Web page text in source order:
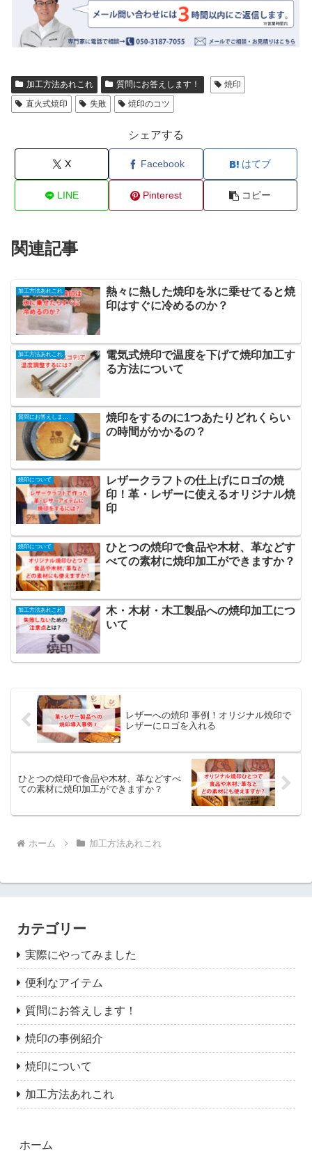
加工方法あれこれ 質問にお答えします！
焼印
直火式焼印
失敗 焼印のコツ
シェアする
X Facebook はてブ
LINE Pinterest コピー
関連記事
加工方法あれこれ
熱々に熱した焼印を氷に乗せてると焼
印はすぐに冷めるのか？
加工方法あれこれ
電気式焼印で温度を下げて焼印加工す
る方法について
質問にお答えします！
焼印をするのに1つあたりどれくらい
の時間がかかるの？
焼印について
レザークラフトの仕上げにロゴの焼
印！革・レザーに使えるオリジナル焼
印
焼印について
ひとつの焼印で食品や木材、革などす
べての素材に焼印加工ができますか？
加工方法あれこれ
木・木材・木工製品への焼印加工につ
いて
レザーへの焼印 事例！オリジナル焼印で
レザーにロゴを入れる
ひとつの焼印で食品や木材、革などすべ
ての素材に焼印加工ができますか？
ホーム 加工方法あれこれ
カテゴリー
実際にやってみました
便利なアイテム
質問にお答えします！
焼印の事例紹介
焼印について
加工方法あれこれ
ホーム